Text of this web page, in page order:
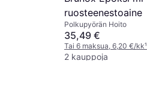
ruosteenestoaine
Polkupyörän Hoito
35,49 €
Tai 6 maksua, 6,20 €/kk¹
2 kauppoja